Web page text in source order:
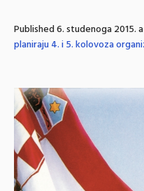
Published6. studenoga 2015.
planiraju 4. i 5. kolovoza